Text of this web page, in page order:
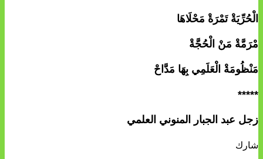
الْحُرِّيَةْ تَمْرَةْ مَحْلَاهَا
مْرَمَّةْ مَنْ الْحُجَّةْ
مَنْظُومَةْ الْعَلَمِي بِهَا مَدَّاحْ
*****
زجل عبد الجبار المنوني العلمي
شارك